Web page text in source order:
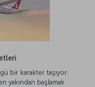
bir karakter taşıyor.
yakından başlamak